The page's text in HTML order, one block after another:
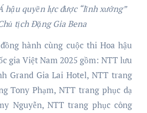
hậu quyền lực được “lĩnh xướng”
tịch Đặng Gia Bena
hành cùng cuộc thi Hoa hậu
gia Việt Nam 2025 gồm: NTT lưu
Grand Gia Lai Hotel, NTT trang
Tony Phạm, NTT trang phục dạ
Nguyễn, NTT trang phục công